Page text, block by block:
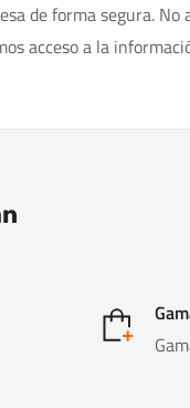
de forma segura.
acceso a la